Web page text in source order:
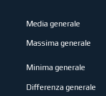
Media generale
Massima generale
Minima generale
Differenza generale